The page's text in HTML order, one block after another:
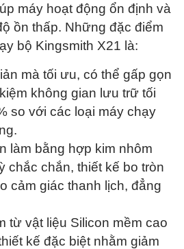
máy hoạt động ổn định và
ồn thấp. Những đặc điểm
bộ Kingsmith X21 là:
mà tối ưu, có thể gấp gọn
không gian lưu trữ tối
so với các loại máy chạy
làm bằng hợp kim nhôm
chắc chắn, thiết kế bo tròn
cảm giác thanh lịch, đẳng
từ vật liệu Silicon mềm cao
kế đặc biệt nhằm giảm